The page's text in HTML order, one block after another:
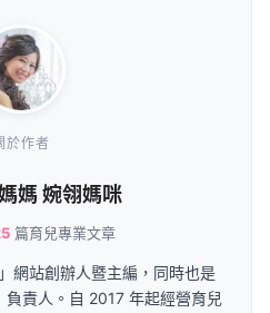
於作者
媽 婉翎媽咪
篇育兒專業文章
網站創辦人暨主編，同時也是
負責人。自 2017 年起經營育兒